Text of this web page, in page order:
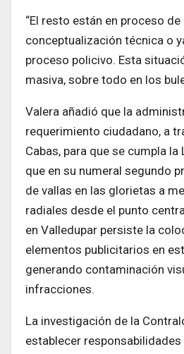
“El resto están en proceso
conceptualización técnica o
proceso policivo. Esta
masiva, sobre todo en los
Valera añadió que la
requerimiento ciudadano, a
Cabas, para que se cumpla
que en su numeral segundo
de vallas en las glorietas a
radiales desde el punto
en Valledupar persiste la
elementos publicitarios en
generando contaminación
infracciones.
La investigación de la
establecer